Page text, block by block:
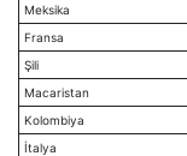
Meksika
Fransa
Şili
Macaristan
Kolombiya
İtalya